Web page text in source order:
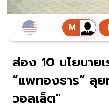
ส่อง 10 นโยบาย
“แพทองธาร” ลุ
วอลเล็ต"